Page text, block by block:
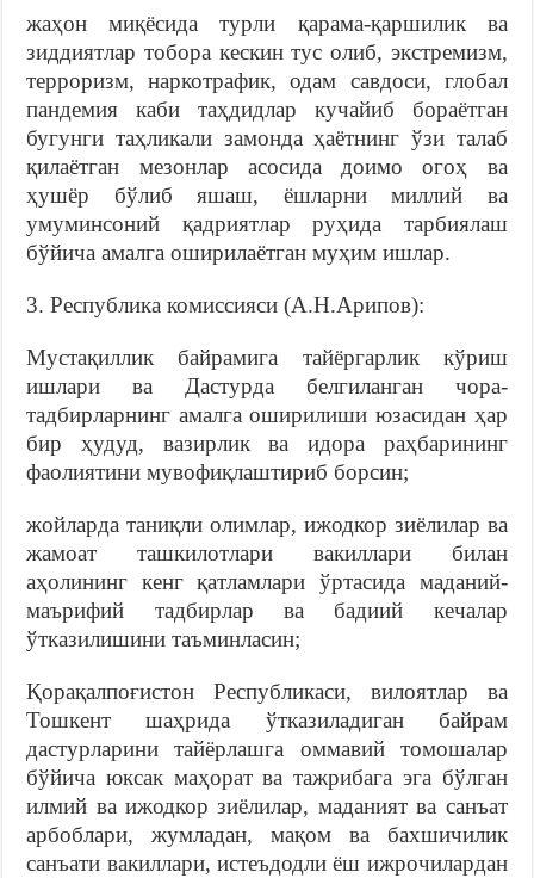
жаҳон миқёсида турли қарама-қаршилик ва
зиддиятлар тобора кескин тус олиб, экстремизм,
терроризм, наркотрафик, одам савдоси, глобал
пандемия каби таҳдидлар кучайиб бораётган
бугунги таҳликали замонда ҳаётнинг ўзи талаб
қилаётган мезонлар асосида доимо огоҳ ва
ҳушёр бўлиб яшаш, ёшларни миллий ва
умуминсоний қадриятлар руҳида тарбиялаш
бўйича амалга оширилаётган муҳим ишлар.
3. Республика комиссияси (А.Н.Арипов):
Мустақиллик байрамига тайёргарлик кўриш
ишлари ва Дастурда белгиланган чора-
тадбирларнинг амалга оширилиши юзасидан ҳар
бир ҳудуд, вазирлик ва идора раҳбарининг
фаолиятини мувофиқлаштириб борсин;
жойларда таниқли олимлар, ижодкор зиёлилар ва
жамоат ташкилотлари вакиллари билан
аҳолининг кенг қатламлари ўртасида маданий-
маърифий тадбирлар ва бадиий кечалар
ўтказилишини таъминласин;
Қорақалпоғистон Республикаси, вилоятлар ва
Тошкент шаҳрида ўтказиладиган байрам
дастурларини тайёрлашга оммавий томошалар
бўйича юксак маҳорат ва тажрибага эга бўлган
илмий ва ижодкор зиёлилар, маданият ва санъат
арбоблари, жумладан, мақом ва бахшичилик
санъати вакиллари, истеъдодли ёш ижрочилардан